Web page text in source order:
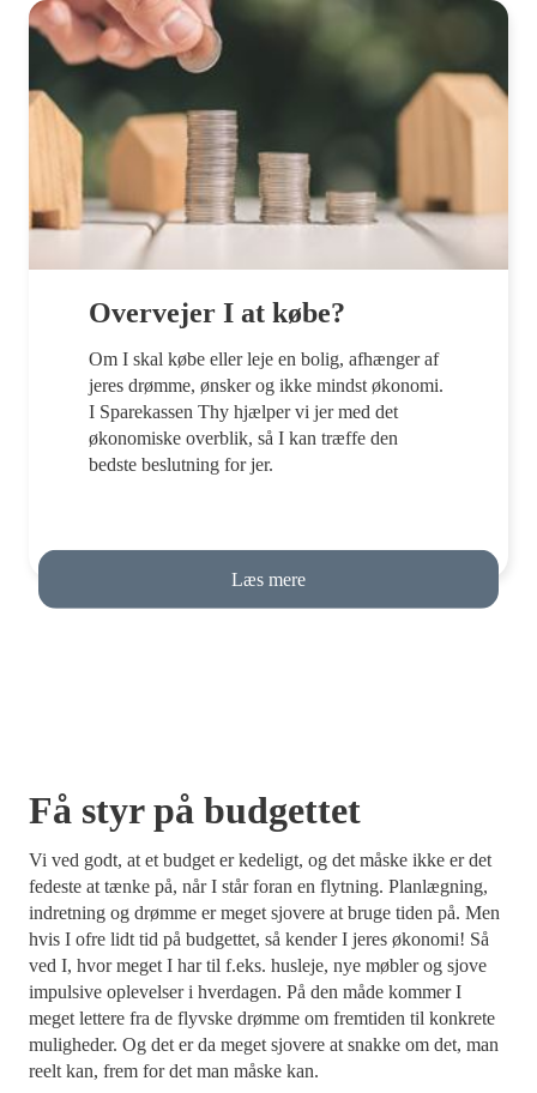
Overvejer I at købe?
Om I skal købe eller leje en bolig, afhænger af
jeres drømme, ønsker og ikke mindst økonomi.
I Sparekassen Thy hjælper vi jer med det
økonomiske overblik, så I kan træffe den
bedste beslutning for jer.
Læs mere
Få styr på budgettet
Vi ved godt, at et budget er kedeligt, og det måske ikke er det
fedeste at tænke på, når I står foran en flytning. Planlægning,
indretning og drømme er meget sjovere at bruge tiden på. Men
hvis I ofre lidt tid på budgettet, så kender I jeres økonomi! Så
ved I, hvor meget I har til f.eks. husleje, nye møbler og sjove
impulsive oplevelser i hverdagen. På den måde kommer I
meget lettere fra de flyvske drømme om fremtiden til konkrete
muligheder. Og det er da meget sjovere at snakke om det, man
reelt kan, frem for det man måske kan.